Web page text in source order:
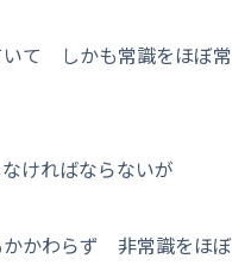
いて しかも常識をほぼ常
ければならないが
かかわらず 非常識をほぼ